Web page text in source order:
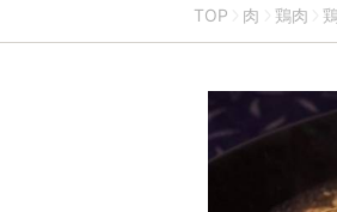
TOP 肉 鶏肉